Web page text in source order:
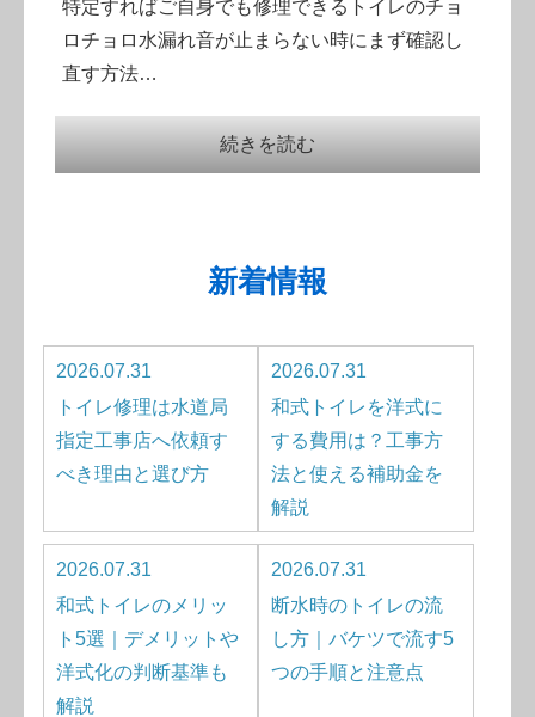
特定すればご自身でも修理できるトイレのチョ
ロチョロ水漏れ音が止まらない時にまず確認し
直す方法…
続きを読む
新着情報
2026.07.31
トイレ修理は水道局
指定工事店へ依頼す
べき理由と選び方
2026.07.31
和式トイレを洋式に
する費用は？工事方
法と使える補助金を
解説
2026.07.31
和式トイレのメリッ
ト5選｜デメリットや
洋式化の判断基準も
解説
2026.07.31
断水時のトイレの流
し方｜バケツで流す5
つの手順と注意点